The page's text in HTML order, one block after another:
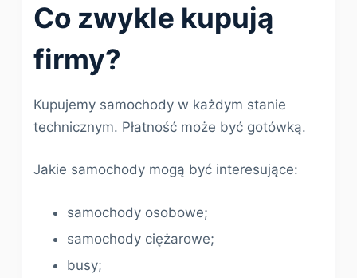
Co zwykle kupują
firmy?
Kupujemy samochody w każdym stanie
technicznym. Płatność może być gotówką.
Jakie samochody mogą być interesujące:
samochody osobowe;
samochody ciężarowe;
busy;